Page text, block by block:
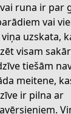
runa ir par
vai
uzskata,
visam
tiešām
meitene,
ir pilna ar